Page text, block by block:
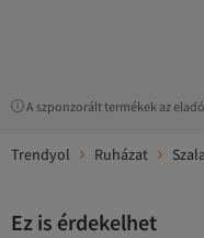
A szponzorált termékek az
Trendyol Ruházat
Ez is érdekelhet